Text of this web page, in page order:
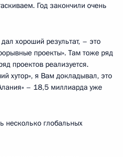
Год закончили очень
хороший результат, – это
проекты». Там тоже ряд
проектов реализуется.
хутор», я Вам докладывал, это
– 18,5 миллиарда уже
несколько глобальных